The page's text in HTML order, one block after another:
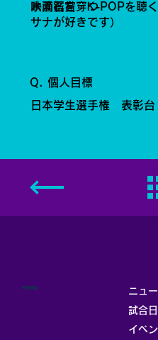
水滴石を穿つ
映画鑑賞・K-POPを聴
サナが好きです）
日本学生選手権 表彰台
Q. 個人目標
ニュ
試合
イベ
MENU